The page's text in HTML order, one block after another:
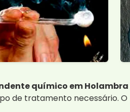
químico em Holambra
de tratamento necessário.